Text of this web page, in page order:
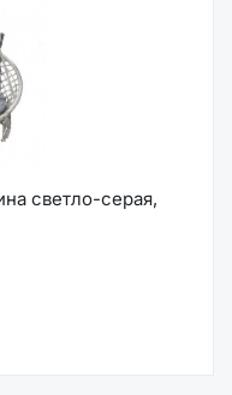
светло-серая,